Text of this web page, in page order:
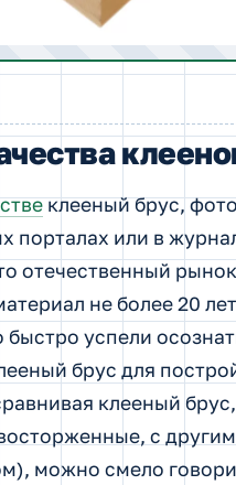
клееный брус,
порталах или в
отечественный
не более 20
успели
брус для
клееный
с
можно смело